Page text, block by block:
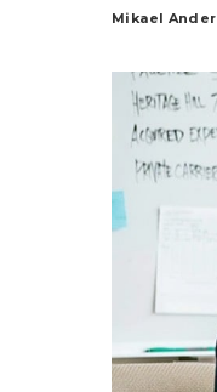
Posted
Mikael